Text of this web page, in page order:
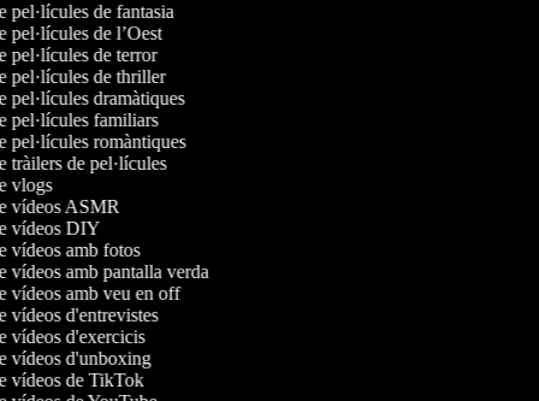
pel·lícules de fantasia
pel·lícules de l’Oest
pel·lícules de terror
pel·lícules de thriller
pel·lícules dramàtiques
pel·lícules familiars
pel·lícules romàntiques
tràilers de pel·lícules
vlogs
vídeos ASMR
vídeos DIY
vídeos amb fotos
vídeos amb pantalla verda
vídeos amb veu en off
vídeos d'entrevistes
vídeos d'exercicis
vídeos d'unboxing
vídeos de TikTok